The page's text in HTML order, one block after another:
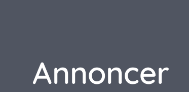
Annoncer